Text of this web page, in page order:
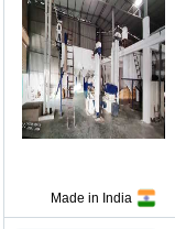
Made in India